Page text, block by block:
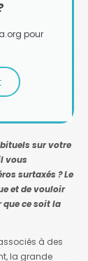
pour
sur votre
vous
surtaxés ? Le
et de vouloir
que ce soit la
à des
la grande